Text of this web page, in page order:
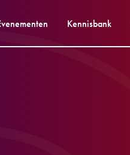
Kennisbank